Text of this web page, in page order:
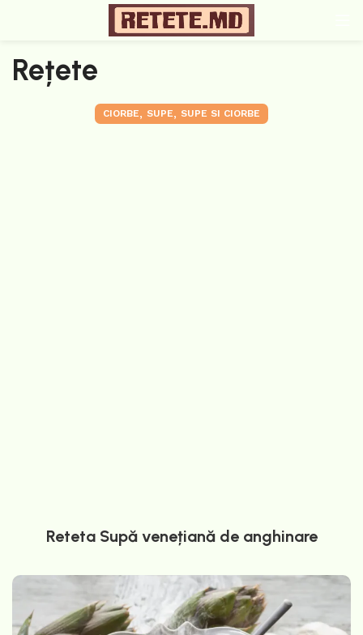
Rețete
CIORBE, SUPE, SUPE SI CIORBE
Reteta Supă venețiană de anghinare